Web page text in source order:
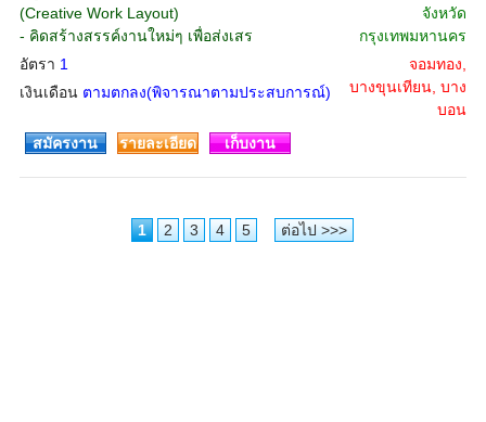
(Creative Work Layout)
- คิดสร้างสรรค์งานใหม่ๆ เพื่อส่งเสร
อัตรา 1
เงินเดือน ตามตกลง(พิจารณาตามประสบการณ์)
จังหวัด
กรุงเทพมหานคร
จอมทอง,
บางขุนเทียน, บาง
บอน
สมัครงาน
รายละเอียด เก็บงาน
1 2 3 4 5 ต่อไป >>>